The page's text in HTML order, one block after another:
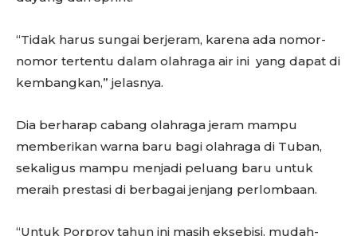
“Tidak harus sungai berjeram, karena ada nomor-
nomor tertentu dalam olahraga air ini yang dapat di
kembangkan,” jelasnya.
Dia berharap cabang olahraga jeram mampu
memberikan warna baru bagi olahraga di Tuban,
sekaligus mampu menjadi peluang baru untuk
meraih prestasi di berbagai jenjang perlombaan.
“Untuk Porprov tahun ini masih eksebisi, mudah-